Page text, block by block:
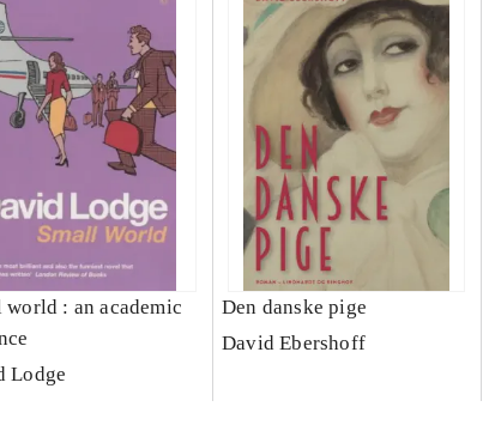
world : an academic
Lodge
Den danske pige
David Ebershoff